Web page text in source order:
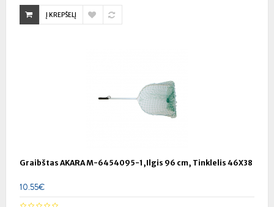
Į KREPŠELĮ
Graibštas AKARA M-6454095-1,Ilgis 96 cm, Tinklelis 46X38
10.55€